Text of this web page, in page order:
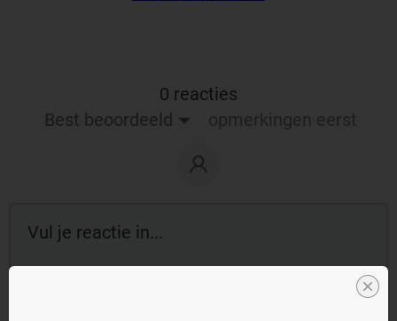
0 reacties
Best beoordeeld
opmerkingen eerst